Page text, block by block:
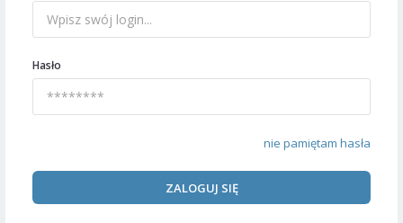
Hasło
nie pamiętam hasła
ZALOGUJ SIĘ